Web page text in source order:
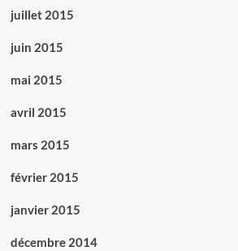
juillet 2015
juin 2015
mai 2015
avril 2015
mars 2015
février 2015
janvier 2015
décembre 2014